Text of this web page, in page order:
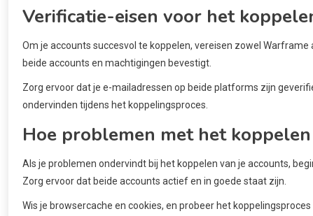
Verificatie-eisen voor het
Om je accounts succesvol te koppelen, vereisen zowel Warframe
beide accounts en machtigingen bevestigt.
Zorg ervoor dat je e-mailadressen op beide platforms zijn
ondervinden tijdens het koppelingsproces.
Hoe problemen met het
Als je problemen ondervindt bij het koppelen van je accounts,
Zorg ervoor dat beide accounts actief en in goede staat zijn.
Wis je browsercache en cookies, en probeer het koppelingsproces